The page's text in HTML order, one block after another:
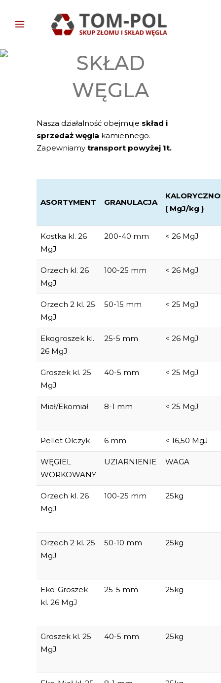
SKŁAD
WĘGLA
Nasza działalność obejmuje skład i
sprzedaż węgla kamiennego.
Zapewniamy transport powyżej 1t.
ASORTYMENT GRANULACJA
( MgJ/kg )
Kostka kl. 26
MgJ
200-40 mm < 26 MgJ
Orzech kl. 26
MgJ
100-25 mm < 26 MgJ
Orzech 2 kl. 25
MgJ
50-15 mm < 25 MgJ
Ekogroszek kl.
26 MgJ
25-5 mm < 26 MgJ
Groszek kl. 25
MgJ
40-5 mm < 25 MgJ
Miał/Ekomiał 8-1 mm < 25 MgJ
Pellet Olczyk 6 mm < 16,50 MgJ
WĘGIEL
WORKOWANY
UZIARNIENIE WAGA
Orzech kl. 26
MgJ
100-25 mm 25kg
Orzech 2 kl. 25
MgJ
50-10 mm 25kg
Eko-Groszek
kl. 26 MgJ
25-5 mm 25kg
Groszek kl. 25
MgJ
40-5 mm 25kg